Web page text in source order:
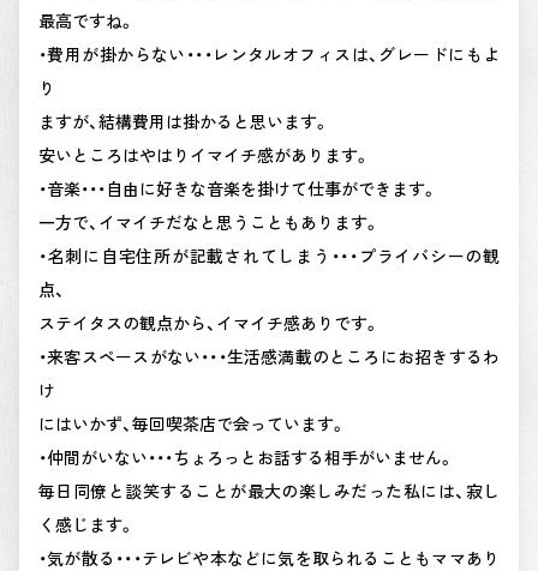
最高ですね。
・費用が掛からない・・・レンタルオフィスは、グレードにもよ
り
ますが、結構費用は掛かると思います。
安いところはやはりイマイチ感があります。
・音楽・・・自由に好きな音楽を掛けて仕事ができます。
一方で、イマイチだなと思うこともあります。
・名刺に自宅住所が記載されてしまう・・・プライバシーの観
点、
ステイタスの観点から、イマイチ感ありです。
・来客スペースがない・・・生活感満載のところにお招きするわ
け
にはいかず、毎回喫茶店で会っています。
・仲間がいない・・・ちょろっとお話する相手がいません。
毎日同僚と談笑することが最大の楽しみだった私には、寂し
く感じます。
・気が散る・・・テレビや本などに気を取られることもママあり